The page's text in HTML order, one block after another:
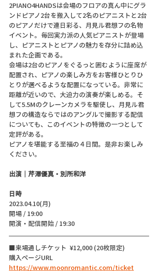
2PIANO4HANDSは会場のフロアの真ん中にグラ
ンドピアノ2台を搬入して2名のピアニストと2台
のピアノだけで連日彩る、月見ル君想フの名物
イベント。毎回実力派の人気ピアニストが登場
し、ピアニストとピアノの魅力を存分に詰め込
まれた企画である。
会場は2台のピアノをぐるっと囲むように座席が
配置され、ピアノの楽しみ方をお客様ひとりひ
とりが選べるような配置になっている。非常に
距離が近いので、大迫力の演奏が楽しめる。そ
して5.5Mのクレーンカメラを駆使し、月見ル君
想フの構造ならではのアングルで撮影する配信
についても、このイベントの特徴の一つとして
定評がある。
ピアノを堪能する至福の４日間。是非お楽しみ
ください。
出演｜芹澤優真・別所和洋
日時
2023.04.10(月)
開場 / 19:00
開演・配信開始 / 19:30
■来場通しチケット  ¥12,000 (20枚限定)
購入ページURL
https://www.moonromantic.com/ticket